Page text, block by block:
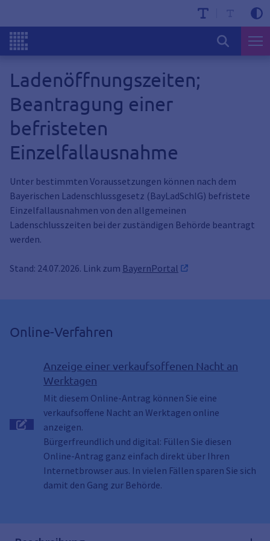
Ladenöffnungszeiten;
Beantragung einer
befristeten
Einzelfallausnahme
Unter bestimmten Voraussetzungen können nach dem
Bayerischen Ladenschlussgesetz (BayLadSchlG) befristete
Einzelfallausnahmen von den allgemeinen
Ladenschlusszeiten bei der zuständigen Behörde beantragt
werden.
Stand: 24.07.2026. Link zum BayernPortal
Online-Verfahren
Anzeige einer verkaufsoffenen Nacht an
Werktagen
Mit diesem Online-Antrag können Sie eine
verkaufsoffene Nacht an Werktagen online
anzeigen.
Bürgerfreundlich und digital: Füllen Sie diesen
Online-Antrag ganz einfach direkt über Ihren
Internetbrowser aus. In vielen Fällen sparen Sie sich
damit den Gang zur Behörde.